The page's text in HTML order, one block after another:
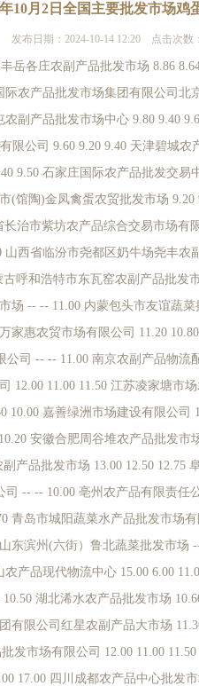
10月2日全国主要批发市场鸡
发布日期：2024-10-14 12:20 点击次数
岳各庄农副产品批发市场 8.86
际农产品批发市场集团有限公司北
农副产品批发市场中心 9.80 9.40
限公司 9.60 9.20 9.40 天津碧城农
9.50 石家庄国际农产品批发交易
(馆陶)金凤禽蛋农贸批发市场
治市紫坊农产品综合交易市场有
山西省临汾市尧都区奶牛场尧丰
呼和浩特市东瓦窑农副产品批发
场 -- -- 11.00 内蒙包头市友谊蔬菜
家惠农贸市场有限公司 11.20
公司 -- -- 11.00 南京农副产品物流
12.00 11.00 11.50 江苏凌家塘市
10.00 嘉善绿洲市场建设有限公司
安徽合肥周谷堆农产品批发市
产品批发市场 13.00 12.50 12.75
司 -- -- 10.00 亳州农产品有限责
青岛市城阳蔬菜水产品批发市场
东滨州(六街）鲁北蔬菜批发市场
产品现代物流中心 15.00 6.00
湖北浠水农产品批发市场
有限公司红星农副产品大市场
发市场有限公司 12.00 11.00
17.00 四川成都农产品中心批发